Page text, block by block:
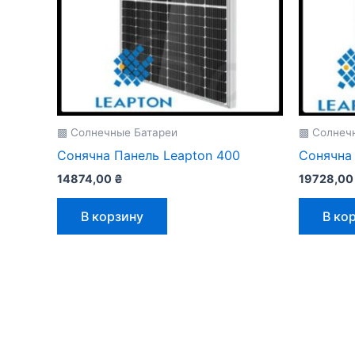
▩ Солнечные Батареи
Сонячна Панель Leapton 400
14874,00 ₴
В корзину
▩
19728,00
В